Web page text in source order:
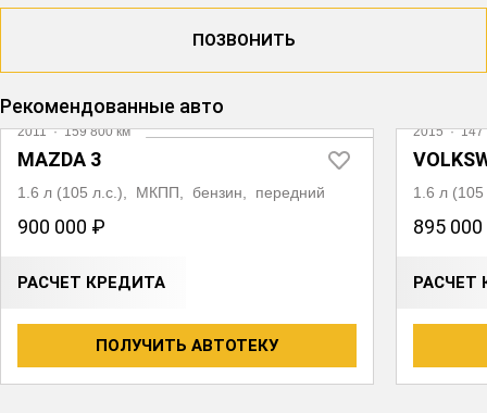
ПОЗВОНИТЬ
Рекомендованные авто
2011·159 800 км
MAZDA 3
1.6 л (105 л.с.), МКПП, бензин, передний
900 000 ₽
РАСЧЕТ КРЕДИТА
ПОЛУЧИТЬ АВТОТЕКУ
2015·147
1.6 л
895
РАСЧЕТ